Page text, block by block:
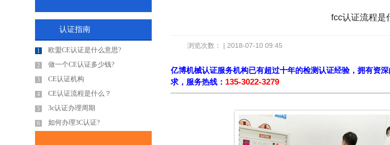
认证指南
1 欧盟CE认证是什么意思?
2 做一个CE认证多少钱?
3 CE认证机构
4 CE认证流程是什么？
5 3c认证办理周期
6 如何办理3C认证?
fcc认证流程是
浏览次数： | 2018-07-10 09:45
亿博机械认证服务机构已有超过十年的检测认证经验，拥有资
求，服务热线： 135-3022-3279